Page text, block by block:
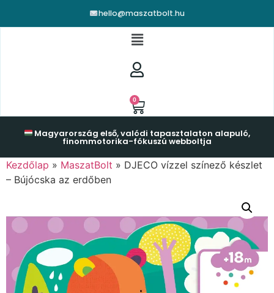
hello@maszatbolt.hu
0
Magyarország első, valódi tapasztalaton alapuló,
finommotorika-fókuszú webboltja
Kezdőlap » MaszatBolt » DJECO vízzel színező készlet
– Bújócska az erdőben